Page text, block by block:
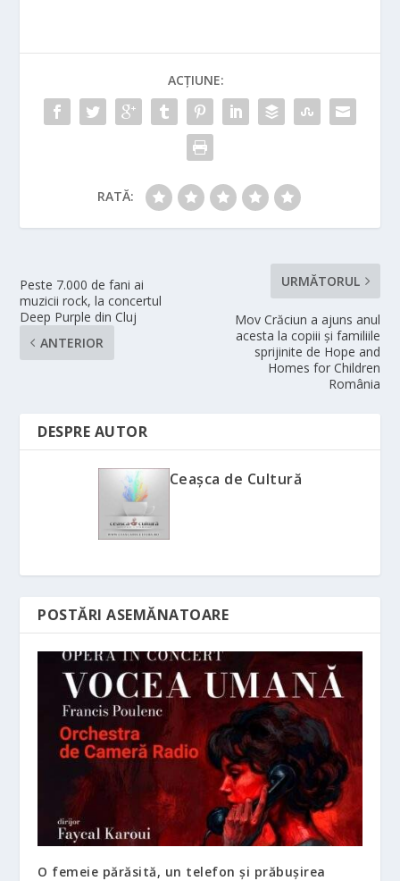
ACȚIUNE:
RATĂ:
Peste 7.000 de fani ai
muzicii rock, la concertul
Deep Purple din Cluj
ANTERIOR
URMĂTORUL
Mov Crăciun a ajuns anul
acesta la copiii și familiile
sprijinite de Hope and
Homes for Children
România
DESPRE AUTOR
Ceașca de Cultură
POSTĂRI ASEMĂNATOARE
O femeie părăsită, un telefon și prăbușirea